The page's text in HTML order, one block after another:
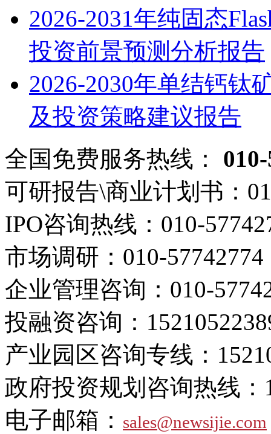
2026-2031年纯固态
投资前景预测分析报告
2026-2030年单结钙钛
及投资策略建议报告
全国免费服务热线：
可研报告\商业计划书：
IPO咨询热线： 010-
市场调研： 010-57742774
企业管理咨询： 010-
投融资咨询：
产业园区咨询专线：
政府投资规划咨询热线：
电子邮箱： sales@newsijie.com